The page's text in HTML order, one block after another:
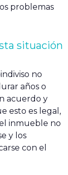
problemas
situación
no
años o
acuerdo y
esto es legal,
inmueble no
y los
con el